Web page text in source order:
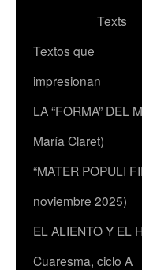
Texts
Textos que
impresionan
LA “FORMA” DEL
María Claret)
“MATER POPULI
noviembre 2025)
EL ALIENTO Y EL
Cuaresma, ciclo A